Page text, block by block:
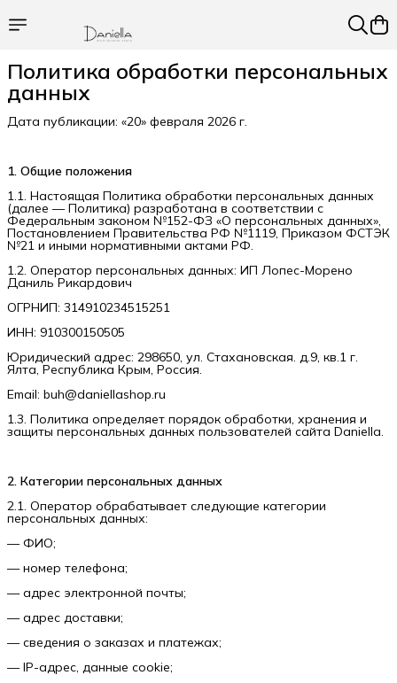
Политика обработки персональных
данных
Дата публикации: «20» февраля 2026 г.
1. Общие положения
1.1. Настоящая Политика обработки персональных данных
(далее — Политика) разработана в соответствии с
Федеральным законом №152-ФЗ «О персональных данных»,
Постановлением Правительства РФ №1119, Приказом ФСТЭК
№21 и иными нормативными актами РФ.
1.2. Оператор персональных данных: ИП Лопес-Морено
Даниль Рикардович
ОГРНИП: 314910234515251
ИНН: 910300150505
Юридический адрес: 298650, ул. Стахановская. д.9, кв.1 г.
Ялта, Республика Крым, Россия.
Email: buh@daniellashop.ru
1.3. Политика определяет порядок обработки, хранения и
защиты персональных данных пользователей сайта Daniella.
2. Категории персональных данных
2.1. Оператор обрабатывает следующие категории
персональных данных:
— ФИО;
— номер телефона;
— адрес электронной почты;
— адрес доставки;
— сведения о заказах и платежах;
— IP-адрес, данные cookie;